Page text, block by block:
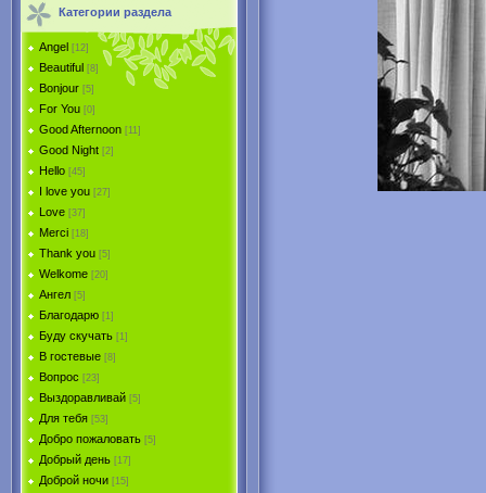
Категории раздела
Angel [12]
Beautiful [8]
Bonjour [5]
For You [0]
Good Afternoon [11]
Good Night [2]
Hello [45]
I love you [27]
Love [37]
Merci [18]
Thank you [5]
Welkome [20]
Ангел [5]
Благодарю [1]
Буду скучать [1]
В гостевые [8]
Вопрос [23]
Выздоравливай [5]
Для тебя [53]
Добро пожаловать [5]
Добрый день [17]
Доброй ночи [15]